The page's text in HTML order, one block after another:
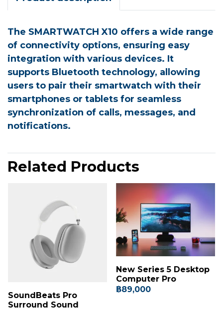
The SMARTWATCH X10 offers a wide range
of connectivity options, ensuring easy
integration with various devices. It
supports Bluetooth technology, allowing
users to pair their smartwatch with their
smartphones or tablets for seamless
synchronization of calls, messages, and
notifications.
Related Products
SoundBeats Pro
Surround Sound
New Series 5 Desktop
Computer Pro
฿89,000